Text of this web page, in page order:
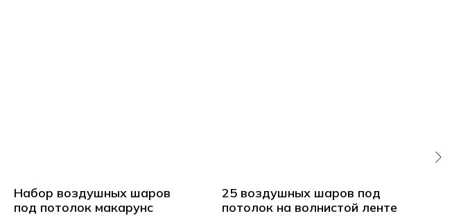
Набор воздушных шаров
под потолок макарунс
25 воздушных шаров под
потолок на волнистой ленте